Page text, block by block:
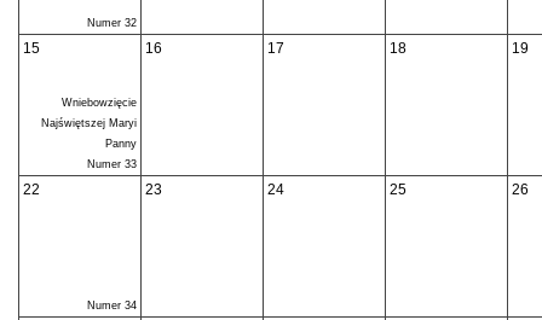
Numer 32
15
Wniebowzięcie
Najświętszej Maryi
Panny
Numer 33
16 17 18 19
22
Numer 34
23 24 25 26